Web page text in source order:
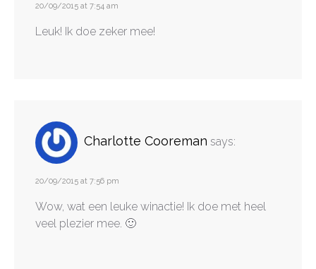
20/09/2015 at 7:54 am
Leuk! Ik doe zeker mee!
Charlotte Cooreman says:
20/09/2015 at 7:56 pm
Wow, wat een leuke winactie! Ik doe met heel
veel plezier mee. 🙂